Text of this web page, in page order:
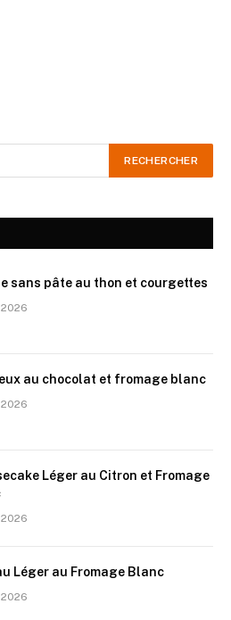
sans pâte au thon et courgettes
au chocolat et fromage blanc
Léger au Citron et Fromage
Léger au Fromage Blanc